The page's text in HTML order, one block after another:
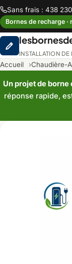
Sans frais : 438
Bornes de recharge
INSTALLATION DE
Accueil Chaudière-
Un projet de borne
réponse rapide,